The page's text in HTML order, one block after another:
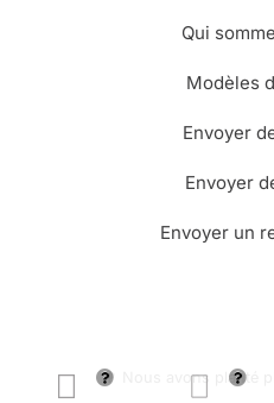
Qui
Modèles
Envoyer
Envoyer
Envoyer un
🌳 Nous avons planté